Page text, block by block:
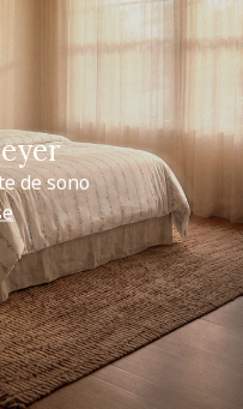
de sono